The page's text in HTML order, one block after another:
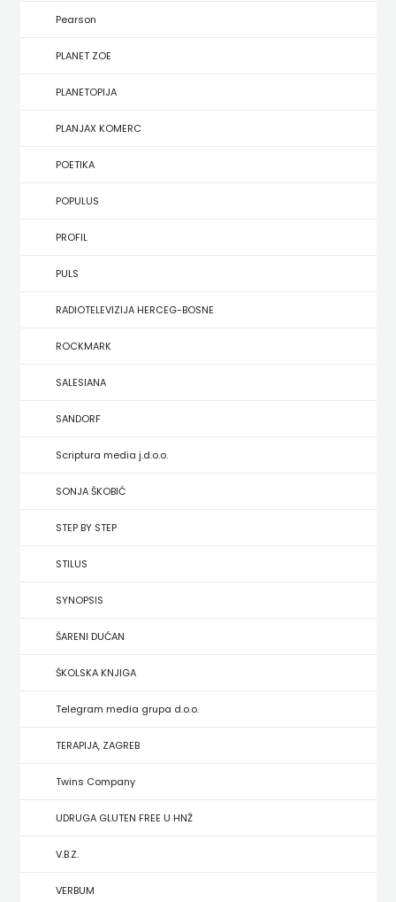
IZDAVAŠTVO
KRŠĆANSKA
SADAŠNJOST
KYRIOS
LIJEPA
RIJEČ
LUMEN
MATICA
HRVATSKA
MLADINSKA
KNJIGA
MOZAIK
MOZAIK
KNJIGA
NAKLADA
BEGEN
NAKLADA
BENEDIKTA
NAKLADA
MATE
Pearson
PLANET ZOE
PLANETOPIJA
PLANJAX KOMERC
POETIKA
POPULUS
PROFIL
PULS
RADIOTELEVIZIJA HERCEG-BOSNE
ROCKMARK
SALESIANA
SANDORF
Scriptura media j.d.o.o.
SONJA ŠKOBIĆ
STEP BY STEP
STILUS
SYNOPSIS
ŠARENI DUĆAN
ŠKOLSKA KNJIGA
Telegram media grupa d.o.o.
TERAPIJA, ZAGREB
Twins Company
UDRUGA GLUTEN FREE U HNŽ
V.B.Z.
VERBUM